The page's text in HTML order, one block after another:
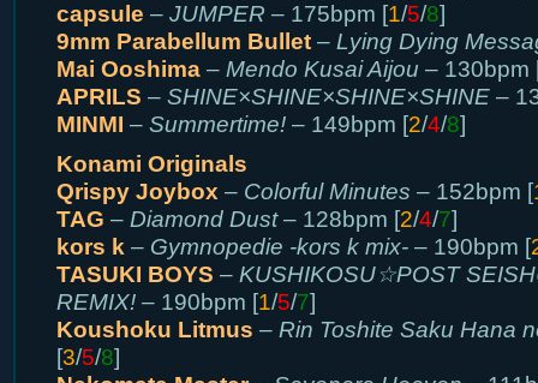
capsule – JUMPER – 175bpm [1/5/8]
9mm Parabellum Bullet– Lying Dying
Mai Ooshima– Mendo Kusai Aijou – 130bpm
APRILS – SHINE×SHINE×SHINE×SHINE–
MINMI – Summertime!– 149bpm [2/4/8]
Konami Originals
Qrispy Joybox – Colorful Minutes – 152bpm [
TAG – Diamond Dust– 128bpm [2/4/7]
kors k – Gymnopedie -kors k mix-– 190bpm [
TASUKI BOYS – KUSHIKOSU☆POST
REMIX!– 190bpm [1/5/7]
Koushoku Litmus – Rin Toshite Saku Hana
[3/5/8]